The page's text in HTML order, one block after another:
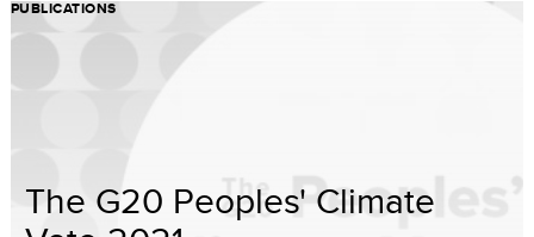
PUBLICATIONS
The G20 Peoples' Climate